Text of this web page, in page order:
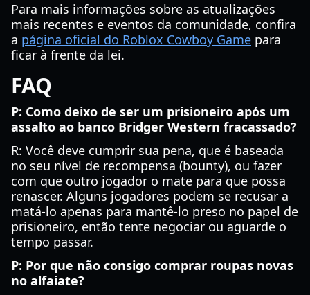
Para mais informações sobre as atualizações
mais recentes e eventos da comunidade, confira
a página oficial do Roblox Cowboy Game para
ficar à frente da lei.
FAQ
P: Como deixo de ser um prisioneiro após um
assalto ao banco Bridger Western fracassado?
R: Você deve cumprir sua pena, que é baseada
no seu nível de recompensa (bounty), ou fazer
com que outro jogador o mate para que possa
renascer. Alguns jogadores podem se recusar a
matá-lo apenas para mantê-lo preso no papel de
prisioneiro, então tente negociar ou aguarde o
tempo passar.
P: Por que não consigo comprar roupas novas
no alfaiate?